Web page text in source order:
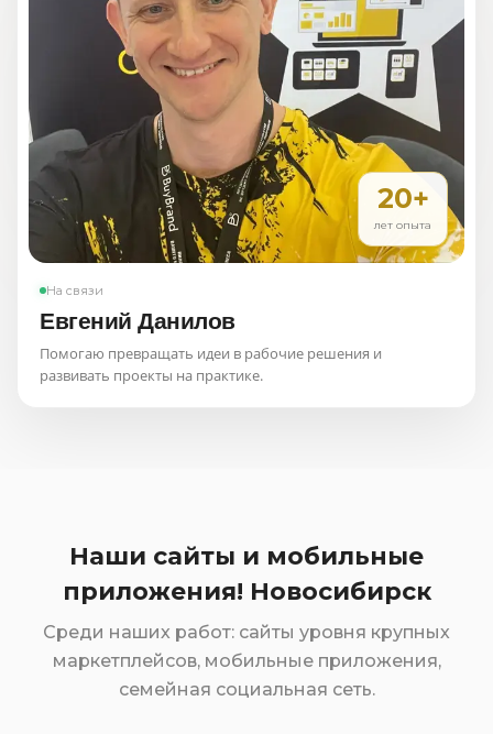
20+
лет опыта
На связи
Евгений Данилов
Помогаю превращать идеи в рабочие решения и
развивать проекты на практике.
Наши сайты и мобильные
приложения! Новосибирск
Среди наших работ: сайты уровня крупных
маркетплейсов, мобильные приложения,
семейная социальная сеть.